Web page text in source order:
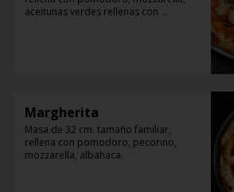
aceitunas verdes rellenas con
Margherita
Masa de 32 cm. tamaño familiar,
rellena con pomodoro, pecorino,
mozzarella, albahaca.